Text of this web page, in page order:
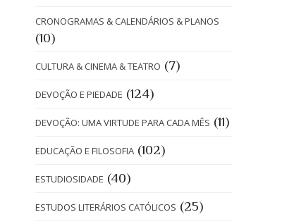
CRONOGRAMAS & CALENDÁRIOS & PLANOS
(10)
CULTURA & CINEMA & TEATRO (7)
DEVOÇÃO E PIEDADE (124)
DEVOÇÃO: UMA VIRTUDE PARA CADA MÊS (11)
EDUCAÇÃO E FILOSOFIA (102)
ESTUDIOSIDADE (40)
ESTUDOS LITERÁRIOS CATÓLICOS (25)